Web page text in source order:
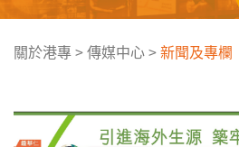
關於港專>傳媒中心>新聞及專欄